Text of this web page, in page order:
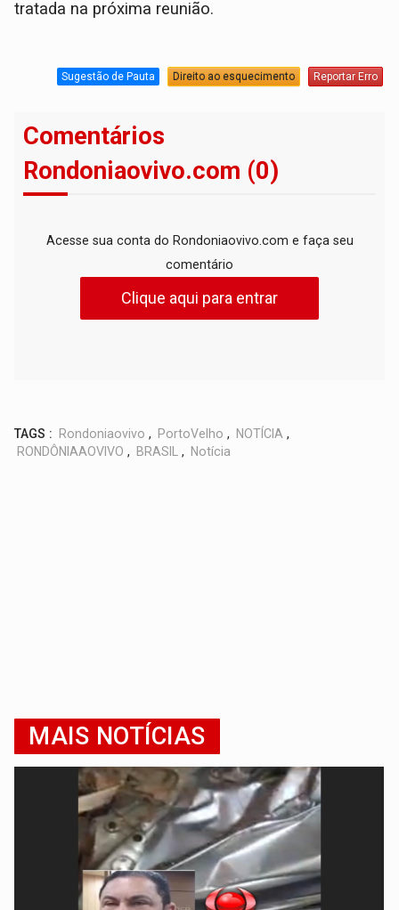
tratada na próxima reunião.
Sugestão de Pauta Direito ao esquecimento Reportar Erro
Comentários
Rondoniaovivo.com (0)
Acesse sua conta do Rondoniaovivo.com e faça seu
comentário
Clique aqui para entrar
TAGS : Rondoniaovivo , PortoVelho , NOTÍCIA ,
RONDÔNIAAOVIVO , BRASIL , Notícia
MAIS NOTÍCIAS